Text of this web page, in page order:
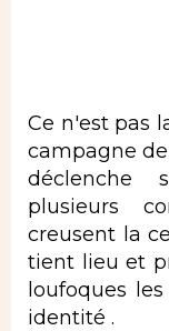
Ce n'est pas
campagne
déclenche
plusieurs
creusent la
tient lieu et
loufoques
identité .